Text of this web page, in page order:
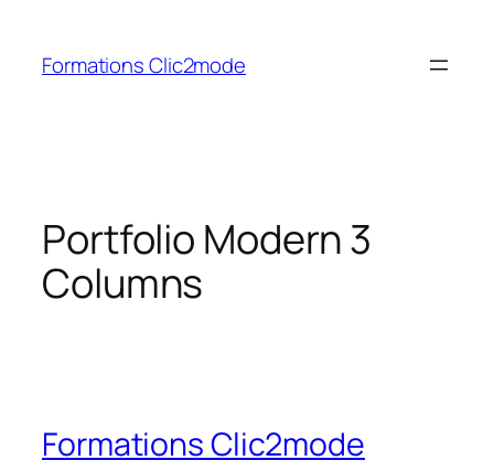
contenu
Formations Clic2mode
Portfolio Modern 3
Columns
Formations Clic2mode